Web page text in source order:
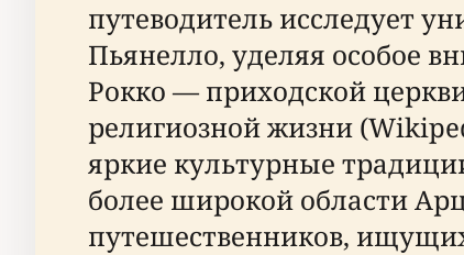
путеводитель исследует
Пьянелло, уделяя особое
Рокко — приходской
религиозной жизни
яркие культурные
более широкой области
путешественников,